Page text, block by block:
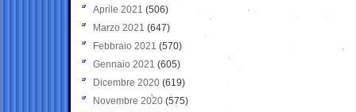
Aprile 2021 (506)
Marzo 2021 (647)
Febbraio 2021 (570)
Gennaio 2021 (605)
Dicembre 2020 (619)
Novembre 2020 (575)